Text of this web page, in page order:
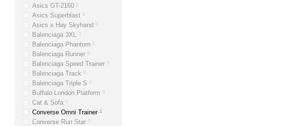
Asics GT-2160 0
Asics Superblast 0
Asics x Hay Skyhand 0
Balenciaga 3ХL 0
Balenciaga Phantom 0
Balenciaga Runner 0
Balenciaga Speed Trainer 0
Balenciaga Track 0
Balenciaga Triple S 0
Buffalo London Platform 0
Cat & Sofa 0
Converse Omni Trainer 1
Converse Run Star 0